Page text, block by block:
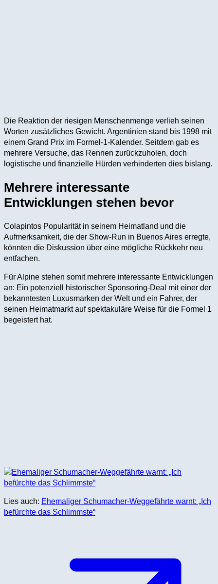
Die Reaktion der riesigen Menschenmenge verlieh seinen
Worten zusätzliches Gewicht. Argentinien stand bis 1998 mit
einem Grand Prix im Formel-1-Kalender. Seitdem gab es
mehrere Versuche, das Rennen zurückzuholen, doch
logistische und finanzielle Hürden verhinderten dies bislang.
Mehrere interessante
Entwicklungen stehen bevor
Colapintos Popularität in seinem Heimatland und die
Aufmerksamkeit, die der Show-Run in Buenos Aires erregte,
könnten die Diskussion über eine mögliche Rückkehr neu
entfachen.
Für Alpine stehen somit mehrere interessante Entwicklungen
an: Ein potenziell historischer Sponsoring-Deal mit einer der
bekanntesten Luxusmarken der Welt und ein Fahrer, der
seinen Heimatmarkt auf spektakuläre Weise für die Formel 1
begeistert hat.
Lies auch: Ehemaliger Schumacher-Weggefährte warnt: „Ich
befürchte das Schlimmste“